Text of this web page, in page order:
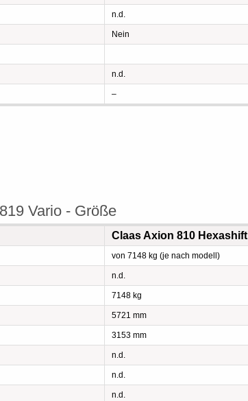
n.d.
Nein
n.d.
–
Vario - Größe
Claas Axion 810 Hexashift
von 7148 kg (je nach modell)
n.d.
7148 kg
5721 mm
3153 mm
n.d.
n.d.
n.d.